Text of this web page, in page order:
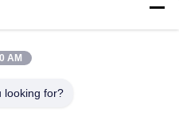
Машина для горячего
AM
looking for?